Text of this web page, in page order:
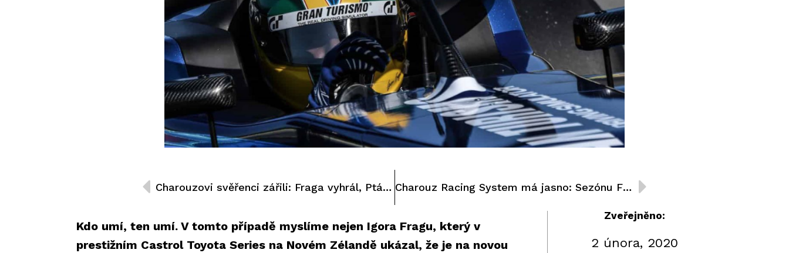
Charouzovi svěřenci zářili: Fraga vyhrál, Ptáček dojel třetí! Charouz Racing System má jasno: Sezónu F3 pojedou Schumacher, Fraga a Kari
Kdo umí, ten umí. V tomto případě myslíme nejen Igora Fragu, který v
prestižním Castrol Toyota Series na Novém Zélandě ukázal, že je na novou
Zveřejněno:
2 února, 2020